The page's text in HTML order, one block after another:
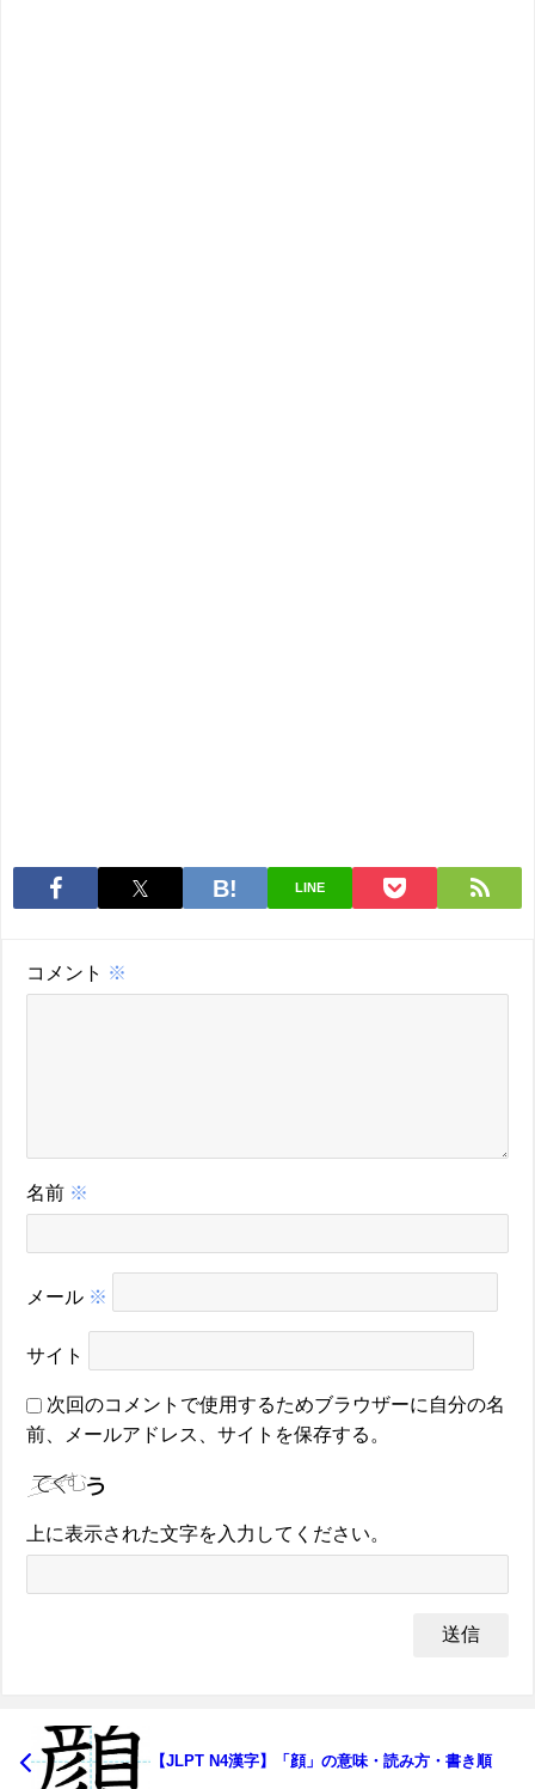
LINE
コメント ※
名前 ※
メール ※
サイト
次回のコメントで使用するためブラウザーに自分の名
前、メールアドレス、サイトを保存する。
上に表示された文字を入力してください。
【JLPT N4漢字】「顔」の意味・読み方・書き順